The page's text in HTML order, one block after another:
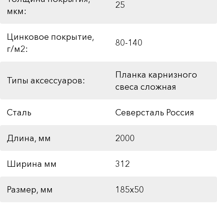
мкм:
25
Цинковое покрытие,
г/м2:
80-140
Типы аксессуаров:
Планка карнизного
свеса сложная
Сталь Северсталь Россия
Длина, мм 2000
Ширина мм 312
Размер, мм 185x50